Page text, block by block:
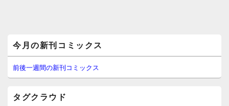
イ
ン
サ
イ
今月の新刊コミックス
前後一週間の新刊コミックス
タグクラウド